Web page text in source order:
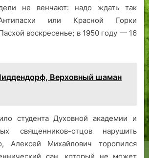
не венчают: надо ждать так
или Красной Горки
воскресенье; в 1950 году — 16
Верховный шаман
студента Духовной академии и
священников-отцов нарушить
Алексей Михайлович торопился